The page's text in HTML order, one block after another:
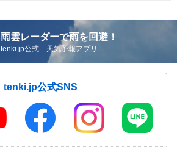
雨雲レーダーで雨を回避！
tenki.jp公式 天気予報アプリ
tenki.jp公式SNS